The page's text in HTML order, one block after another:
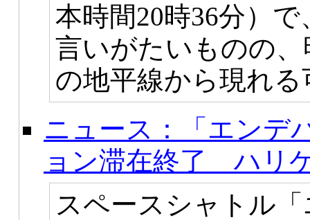
本時間20時36分）
言いがたいものの
の地平線から現れ
ニュース：「エンデ
ョン滞在終了 ハリ
スペースシャトル